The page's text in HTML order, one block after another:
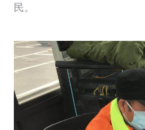
民。